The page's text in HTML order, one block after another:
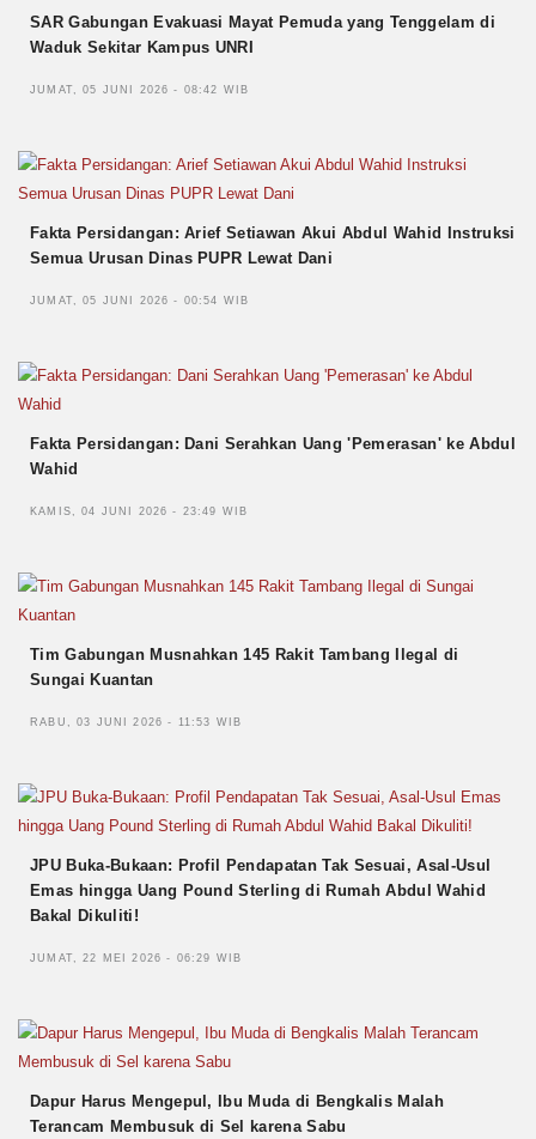
SAR Gabungan Evakuasi Mayat Pemuda yang Tenggelam di
Waduk Sekitar Kampus UNRI
JUMAT, 05 JUNI 2026 - 08:42 WIB
Fakta Persidangan: Arief Setiawan Akui Abdul Wahid Instruksi
Semua Urusan Dinas PUPR Lewat Dani
JUMAT, 05 JUNI 2026 - 00:54 WIB
Fakta Persidangan: Dani Serahkan Uang 'Pemerasan' ke Abdul
Wahid
KAMIS, 04 JUNI 2026 - 23:49 WIB
Tim Gabungan Musnahkan 145 Rakit Tambang Ilegal di
Sungai Kuantan
RABU, 03 JUNI 2026 - 11:53 WIB
JPU Buka-Bukaan: Profil Pendapatan Tak Sesuai, Asal-Usul
Emas hingga Uang Pound Sterling di Rumah Abdul Wahid
Bakal Dikuliti!
JUMAT, 22 MEI 2026 - 06:29 WIB
Dapur Harus Mengepul, Ibu Muda di Bengkalis Malah
Terancam Membusuk di Sel karena Sabu